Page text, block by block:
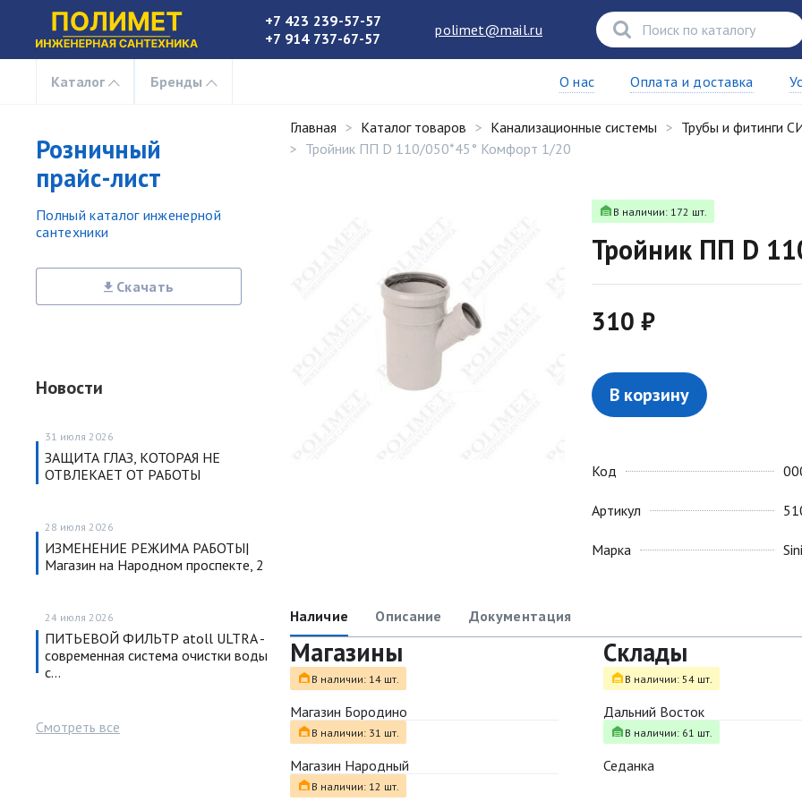
+7 423 239-57-57
+7 914 737-67-57
polimet@mail.ru
Каталог Бренды О нас Оплата и доставка
Розничный
прайс-лист
Полный каталог инженерной
сантехники
Скачать
Новости
31 июля 2026
ЗАЩИТА ГЛАЗ, КОТОРАЯ НЕ
ОТВЛЕКАЕТ ОТ РАБОТЫ
28 июля 2026
ИЗМЕНЕНИЕ РЕЖИМА РАБОТЫ|
Магазин на Народном проспекте, 2
24 июля 2026
ПИТЬЕВОЙ ФИЛЬТР atoll ULTRA -
современная система очистки воды
с…
Смотреть все
Главная Каталог товаров Канализационные системы Трубы и фитинги
Тройник ПП D 110/050*45° Комфорт 1/20
В наличии: 172 шт.
Тройник ПП D
310 ₽
В корзину
Код
Артикул
Марка
Наличие Описание Документация
Магазины
В наличии: 14 шт.
Магазин Бородино
В наличии: 31 шт.
Магазин Народный
В наличии: 12 шт.
Склады
В наличии: 54 шт.
Дальний Восток
В наличии: 61 шт.
Седанка